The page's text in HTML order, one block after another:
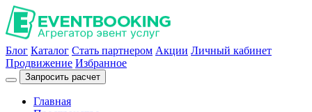
Блог Каталог Стать партнером Акции Личный кабинет
Продвижение Избранное
Запросить расчет
Главная